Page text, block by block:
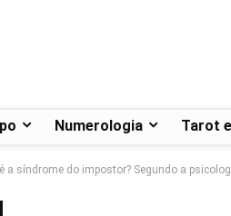
Numerologia Tarot
a síndrome do impostor? Segundo a